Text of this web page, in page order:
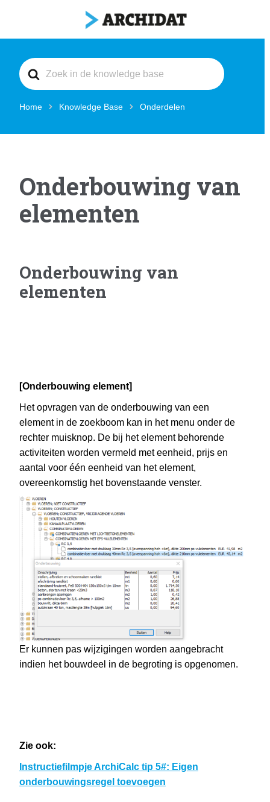
Search
For
Home Knowledge Base Onderdelen
Onderbouwing van
elementen
Onderbouwing van
elementen
[Onderbouwing element]
Het opvragen van de onderbouwing van een
element in de zoekboom kan in het menu onder de
rechter muisknop. De bij het element behorende
activiteiten worden vermeld met eenheid, prijs en
aantal voor één eenheid van het element,
overeenkomstig het bovenstaande venster.
Er kunnen pas wijzigingen worden aangebracht
indien het bouwdeel in de begroting is opgenomen.
Zie ook:
Instructiefilmpje ArchiCalc tip 5#: Eigen
onderbouwingsregel toevoegen